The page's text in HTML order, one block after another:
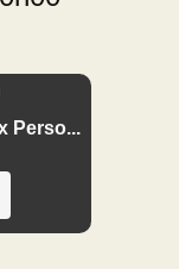
Perso...